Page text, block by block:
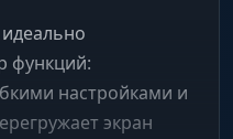
функций:
настройками и
экран